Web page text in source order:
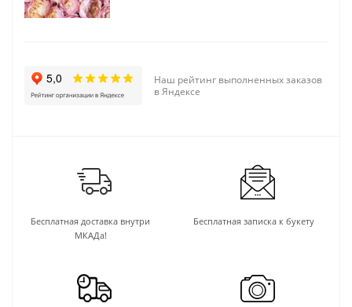
Наш рейтинг выполненных заказов
в Яндексе
Бесплатная доставка внутри
МКАДа!
Бесплатная записка к букету